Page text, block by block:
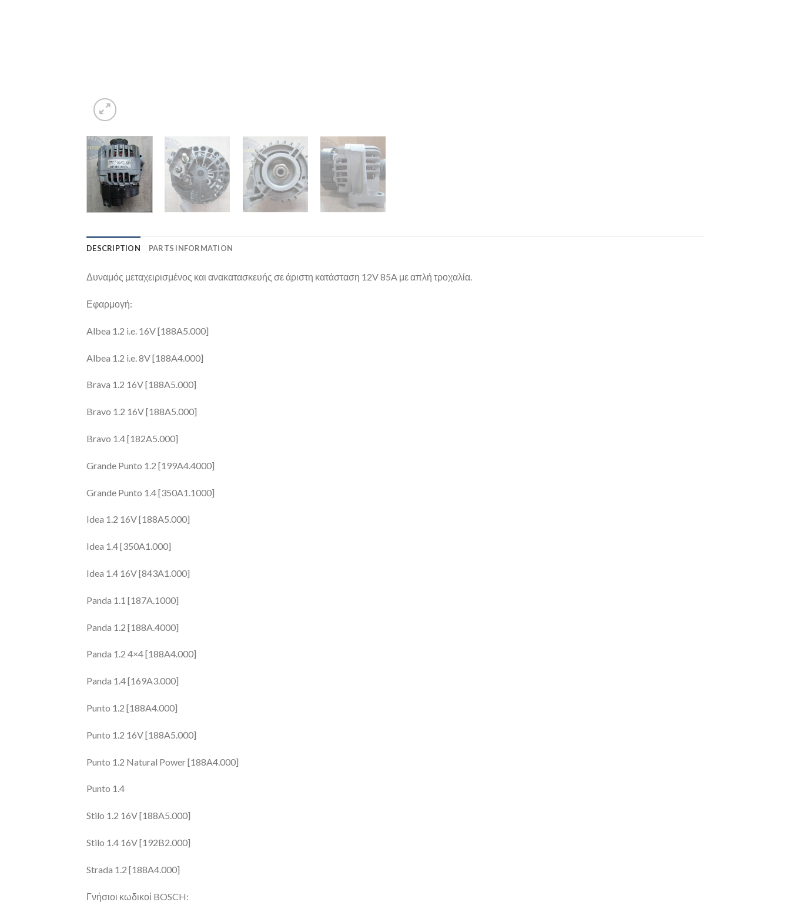
DESCRIPTION PARTS INFORMATION
Δυναμός μεταχειρισμένος και ανακατασκευής σε άριστη κατάσταση 12V 85A με απλή τροχαλία.
Εφαρμογή:
Albea 1.2 i.e. 16V [188A5.000]
Albea 1.2 i.e. 8V [188A4.000]
Brava 1.2 16V [188A5.000]
Bravo 1.2 16V [188A5.000]
Bravo 1.4 [182A5.000]
Grande Punto 1.2 [199A4.4000]
Grande Punto 1.4 [350A1.1000]
Idea 1.2 16V [188A5.000]
Idea 1.4 [350A1.000]
Idea 1.4 16V [843A1.000]
Panda 1.1 [187A.1000]
Panda 1.2 [188A.4000]
Panda 1.2 4×4 [188A4.000]
Panda 1.4 [169A3.000]
Punto 1.2 [188A4.000]
Punto 1.2 16V [188A5.000]
Punto 1.2 Natural Power [188A4.000]
Punto 1.4
Stilo 1.2 16V [188A5.000]
Stilo 1.4 16V [192B2.000]
Strada 1.2 [188A4.000]
Γνήσιοι κωδικοί BOSCH: